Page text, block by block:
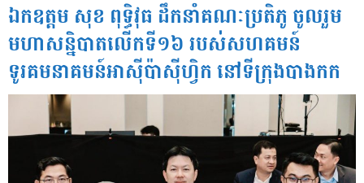
ឯកឧត្តម សុខ ពុទ្ធិវុធ ដឹកនាំគណៈប្រតិភូ ចូលរួម
មហាសន្និបាតលើកទី១៦ របស់សហគមន៍
ទូរគមនាគមន៍អាស៊ីប៉ាស៊ីហ្វិក នៅទីក្រុងបាងកក